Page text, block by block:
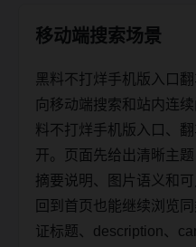
移动端搜索场景
黑料不打烊手机版入口
向移动端搜索和站内连
料不打烊手机版入口、
开。页面先给出清晰主
摘要说明、图片语义和
回到首页也能继续浏览
证标题、description、